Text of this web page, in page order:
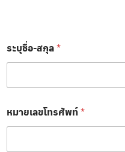
ระบุชื่อ-สกุล*
หมายเลขโทรศัพท์*